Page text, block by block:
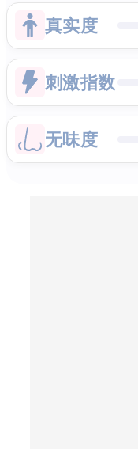
真实度
刺激指数
无味度